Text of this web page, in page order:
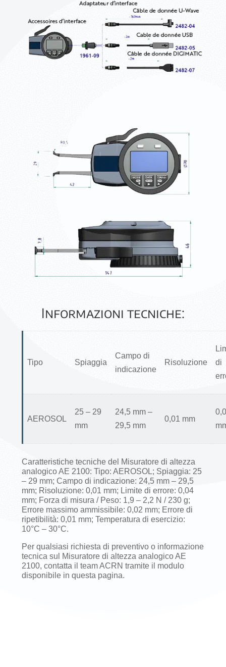
Informazioni tecniche:
Tipo Spiaggia
Campo di
indicazione
Risoluzione
di
AEROSOL
25 – 29
mm
24,5 mm –
29,5 mm
0,01 mm
Caratteristiche tecniche del Misuratore di altezza
analogico AE 2100: Tipo: AEROSOL; Spiaggia: 25
– 29 mm; Campo di indicazione: 24,5 mm – 29,5
mm; Risoluzione: 0,01 mm; Limite di errore: 0,04
mm; Forza di misura / Peso: 1,9 – 2,2 N / 230 g;
Errore massimo ammissibile: 0,02 mm; Errore di
ripetibilità: 0,01 mm; Temperatura di esercizio:
10°C – 30°C.
Per qualsiasi richiesta di preventivo o informazione
tecnica sul Misuratore di altezza analogico AE
2100, contatta il team ACRN tramite il modulo
disponibile in questa pagina.